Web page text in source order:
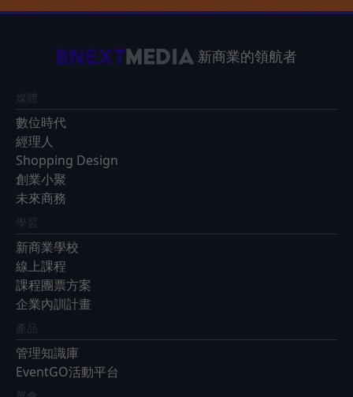
新商業的領航者
媒體
數位時代
經理人
Shopping Design
創業小聚
未來商務
學習
新商業學校
線上課程
課程團票方案
企業內訓計畫
產品
管理知識庫
EventGO活動平台